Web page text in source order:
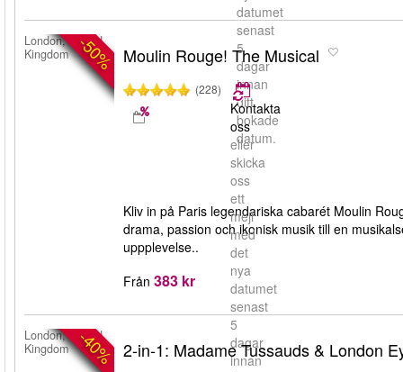
datumet
senast
5
dagar
innan
ditt
bokade
datum.
-50%
London, United
Kingdom
Moulin Rouge! The Musical
(228)
Kontakta
oss
eller
skicka
oss
ett
mejl
med
det
nya
datumet
senast
5
dagar
innan
Kliv in på Paris legendariska cabarét Moulin
drama, passion och ikonisk musik till en
uppplevelse..
Från 383 kr
-40%
London, United
Kingdom
2-in-1: Madame Tussauds & London